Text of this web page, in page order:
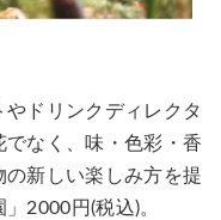
ドリンクディレクタ
なく、味・色彩・香
の新しい楽しみ方を提
2000円(税込)。